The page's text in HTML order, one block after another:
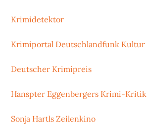
Krimidetektor
Krimiportal Deutschlandfunk Kultur
Deutscher Krimipreis
Hanspter Eggenbergers Krimi-Kritik
Sonja Hartls Zeilenkino